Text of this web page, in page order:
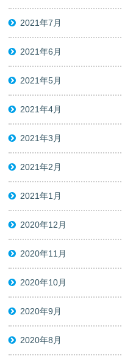
2021年7月
2021年6月
2021年5月
2021年4月
2021年3月
2021年2月
2021年1月
2020年12月
2020年11月
2020年10月
2020年9月
2020年8月